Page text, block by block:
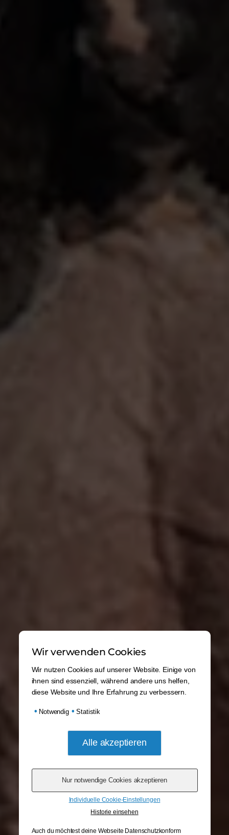
Wir verwenden Cookies
Wir nutzen Cookies auf unserer Website. Einige von
ihnen sind essenziell, während andere uns helfen,
diese Website und Ihre Erfahrung zu verbessern.
• Notwendig • Statistik
Individuelle Cookie-Einstellungen
Historie einsehen
Auch du möchtest deine Webseite Datenschutzkonform